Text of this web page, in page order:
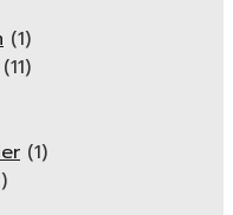
(1)
(11)
(1)